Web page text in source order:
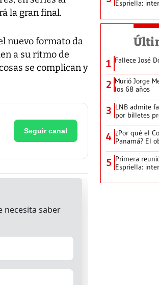
la gran final.
nuevo formato da
a su ritmo de
se complican y
Seguir canal
Espriella:
1 Fallece José
2 Murió Jorge
los 68 años
3 LNB admite
por billetes
4 ¿Por qué el
Panamá? El
5 Primera
Espriella: